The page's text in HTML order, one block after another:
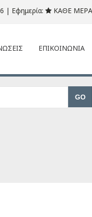
| Εφημερία: ΚΑΘΕ ΜΕΡΑ
ΕΠΙΚΟΙΝΩΝΙΑ